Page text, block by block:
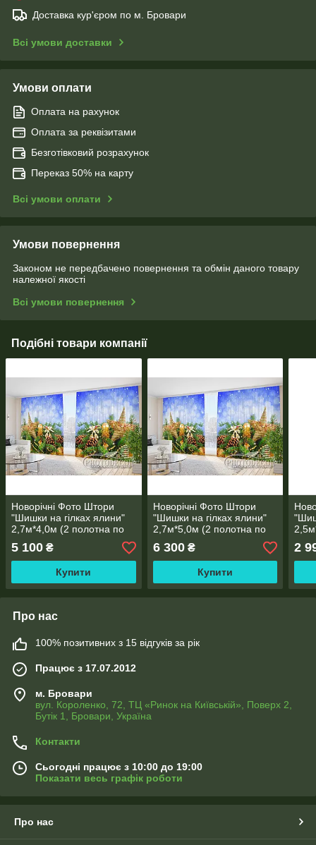
Доставка кур'єром по м. Бровари
Всі умови доставки
Умови оплати
Оплата на рахунок
Оплата за реквізитами
Безготівковий розрахунок
Переказ 50% на карту
Всі умови оплати
Умови повернення
Законом не передбачено повернення та обмін даного товару
належної якості
Всі умови повернення
Подібні товари компанії
Новорічні Фото Штори
"Шишки на гілках ялини"
2,7м*4,0м (2 полотна по
5 100 ₴
Купити
Новорічні Фото Штори
"Шишки на гілках ялини"
2,7м*5,0м (2 полотна по
6 300₴
Купити
2
Про нас
100% позитивних з 15 відгуків за рік
Працює з 17.07.2012
м. Бровари
вул. Короленко, 72, ТЦ «Ринок на Київській», Поверх 2,
Бутік 1, Бровари, Україна
Контакти
Сьогодні працює з 10:00 до 19:00
Показати весь графік роботи
Про нас